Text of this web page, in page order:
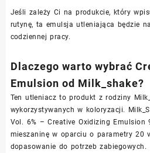
Jeśli zależy Ci na produkcie, który
rutynę, ta emulsja utleniająca będzie
codziennej pracy.
Dlaczego warto wybrać
Emulsion od Milk_shake?
Ten utleniacz to produkt z rodziny
wykorzystywanych w koloryzacji.
Vol. 6% – Creative Oxidizing
mieszaninę w oparciu o parametry 20
dopasowanie do potrzeb zabiegowych.